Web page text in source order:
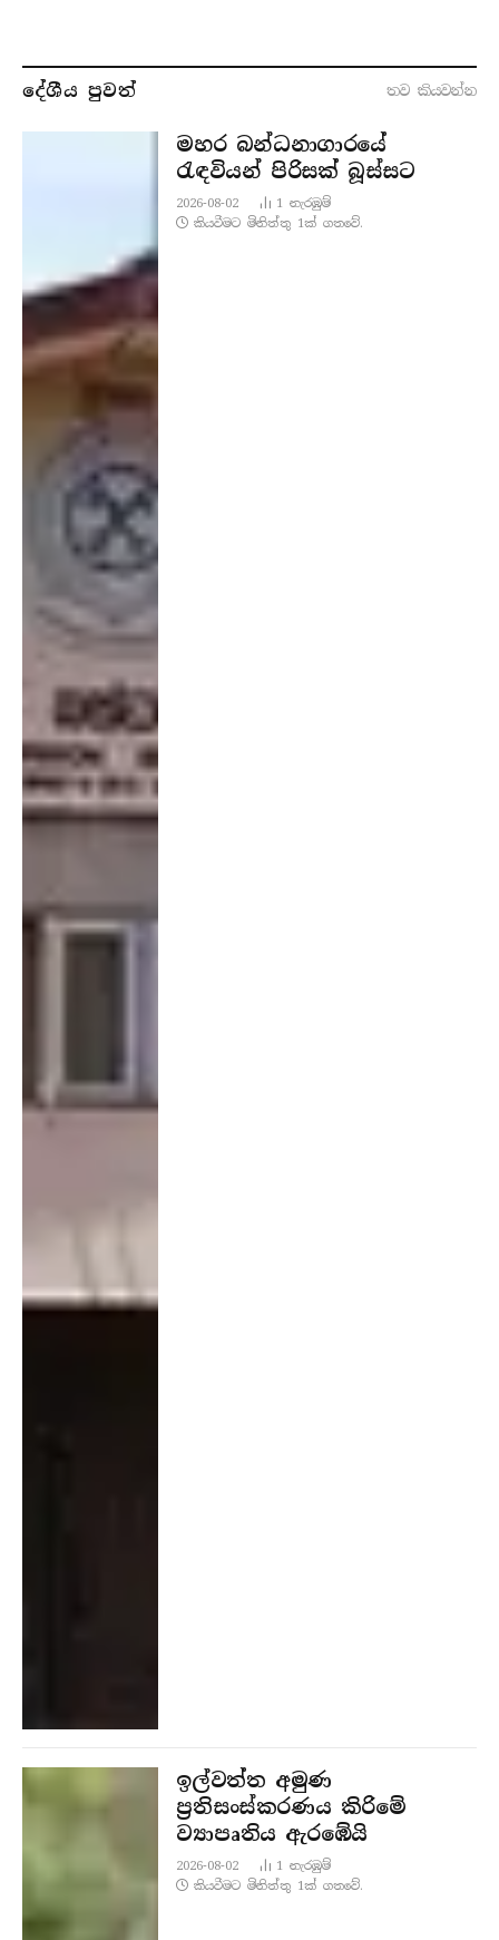
දේශීය පුව​ත් තව කියවන්​න
මහර බන්ධනාගාරයේ
රැඳවියන් පිරිසක් බූස්සට
2026-08-02 1නැරඹු​ම්
කියවීමට මිනිත්තු 1ක් ගතවේ.
ඉල්වත්ත අමුණ
ප්‍රතිසංස්කරණය කිරිමේ
ව්‍යාපෘතිය ඇරඹේයි
2026-08-02 1නැරඹු​ම්
කියවීමට මිනිත්තු 1ක් ගතවේ.